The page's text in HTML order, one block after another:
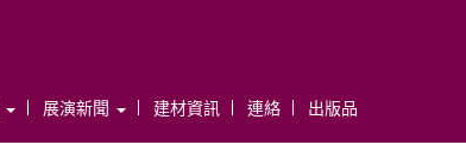
展演新聞 建材資訊 連絡 出版品